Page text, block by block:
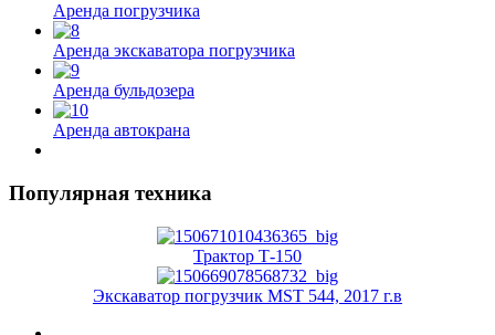
Аренда погрузчика
Аренда экскаватора погрузчика
Аренда бульдозера
Аренда автокрана
Популярная техника
Трактор Т-150
Экскаватор погрузчик MST 544, 2017 г.в